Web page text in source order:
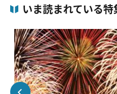
いま読まれている